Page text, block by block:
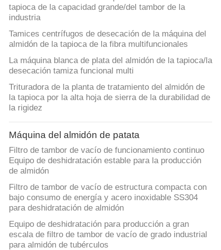
ÉNTRENOS
EN
CONTACTO
CON
NOTICIAS
PIDA
UNA
CITA
MAPA
DEL
SITIO
tapioca de la capacidad grande/del tambor de la
industria
Tamices centrífugos de desecación de la máquina del
almidón de la tapioca de la fibra multifuncionales
La máquina blanca de plata del almidón de la tapioca/la
desecación tamiza funcional multi
Trituradora de la planta de tratamiento del almidón de
la tapioca por la alta hoja de sierra de la durabilidad de
la rigidez
Máquina del almidón de patata
Filtro de tambor de vacío de funcionamiento continuo
Equipo de deshidratación estable para la producción
de almidón
Filtro de tambor de vacío de estructura compacta con
bajo consumo de energía y acero inoxidable SS304
para deshidratación de almidón
Equipo de deshidratación para producción a gran
escala de filtro de tambor de vacío de grado industrial
para almidón de tubérculos